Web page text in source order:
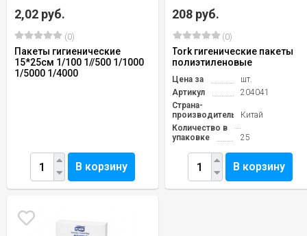
2,02 руб.
(0)
Пакеты гигиенические
15*25см 1/100 1//500 1/1000
1/5000 1/4000
В корзину
208 руб.
(0)
Tork гигенические пакеты
полиэтиленовые
Цена за
шт.
Артикул
204041
Страна-
производитель
Китай
Количество в
упаковке
25
В корзину